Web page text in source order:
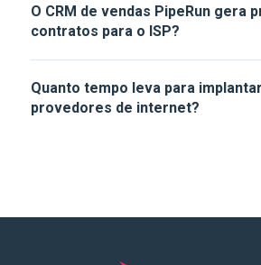
comercial faça e receba ligações
com gravação automática e histórico
oportunidade.
O CRM de vendas PipeRun gera
contratos para o ISP?
o PDF em segundos. O contrato pode
assinatura digital com validade jurídica
Quanto tempo leva para
provedores de internet?